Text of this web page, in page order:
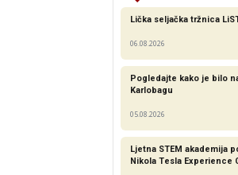
Lička seljačka tržnica
06.08.2026
Pogledajte kako je bilo
Karlobagu
05.08.2026
Ljetna STEM akademija
Nikola Tesla Experience